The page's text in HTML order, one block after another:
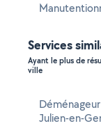
Services
Ayant le plus de
ville
Julien-en-